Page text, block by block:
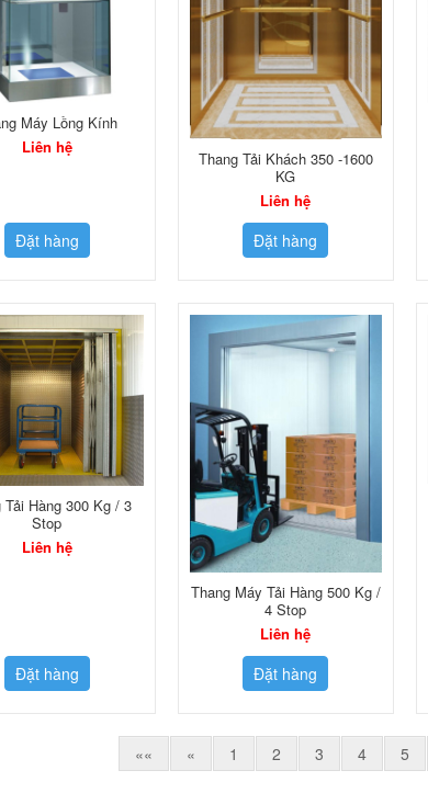
Máy Lồng Kính
Liên hệ
Đặt hàng
Thang Tải Khách 350 -1600
KG
Liên hệ
Đặt hàng
Tải Hàng 300 Kg / 3
Stop
Liên hệ
Đặt hàng
Thang Máy Tải Hàng 500 Kg /
4 Stop
Liên hệ
Đặt hàng
«« « 1 2 3 4 5